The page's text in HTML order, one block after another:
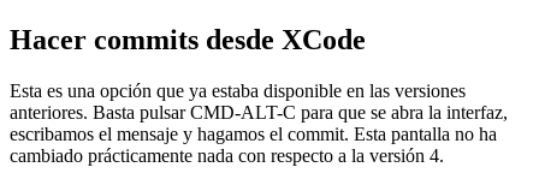
Hacer commits desde XCode
Esta es una opción que ya estaba disponible en las versiones
anteriores. Basta pulsar CMD-ALT-C para que se abra la interfaz,
escribamos el mensaje y hagamos el commit. Esta pantalla no ha
cambiado prácticamente nada con respecto a la versión 4.